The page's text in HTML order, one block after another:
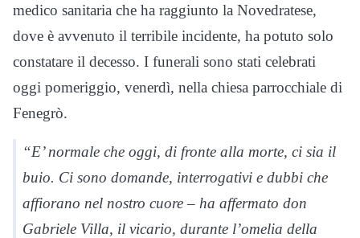
medico sanitaria che ha raggiunto la Novedratese,
dove è avvenuto il terribile incidente, ha potuto solo
constatare il decesso. I funerali sono stati celebrati
oggi pomeriggio, venerdì, nella chiesa parrocchiale di
Fenegrò.
“E’ normale che oggi, di fronte alla morte, ci sia il
buio. Ci sono domande, interrogativi e dubbi che
affiorano nel nostro cuore – ha affermato don
Gabriele Villa, il vicario, durante l’omelia della